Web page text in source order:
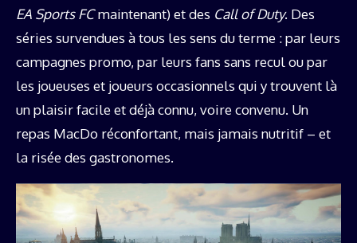
EA Sports FCmaintenant) et des Call of Duty. Des
séries survendues à tous les sens du terme : par leurs
campagnes promo, par leurs fans sans recul ou par
les joueuses et joueurs occasionnels qui y trouvent là
un plaisir facile et déjà connu, voire convenu. Un
repas MacDo réconfortant, mais jamais nutritif – et
la risée des gastronomes.